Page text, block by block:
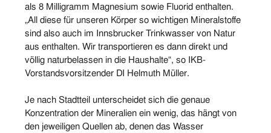
als 8 Milligramm Magnesium sowie Fluorid enthalten.
„All diese für unseren Körper so wichtigen Mineralstoffe
sind also auch im Innsbrucker Trinkwasser von Natur
aus enthalten. Wir transportieren es dann direkt und
völlig naturbelassen in die Haushalte“, so IKB-
Vorstandsvorsitzender DI Helmuth Müller.
Je nach Stadtteil unterscheidet sich die genaue
Konzentration der Mineralien ein wenig, das hängt von
den jeweiligen Quellen ab, denen das Wasser